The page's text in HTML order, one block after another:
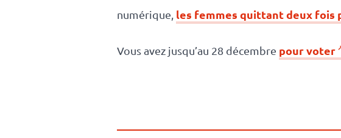
numérique, les femmes quittant deux fois
Vous avez jusqu’au 28 décembre pour voter